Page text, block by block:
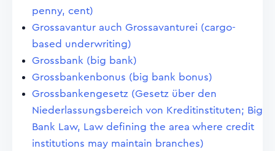
penny, cent)
Grossavantur auch Grossavanturei (cargo-
based underwriting)
Grossbank (big bank)
Grossbankenbonus (big bank bonus)
Grossbankengesetz (Gesetz über den
Niederlassungsbereich von Kreditinstituten; Big
Bank Law, Law defining the area where credit
institutions may maintain branches)